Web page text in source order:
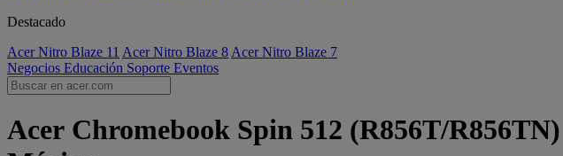
Destacado
Acer Nitro Blaze 11 Acer Nitro Blaze 8 Acer Nitro Blaze 7
Negocios Educación Soporte Eventos
Acer Chromebook Spin 512 (R856T/